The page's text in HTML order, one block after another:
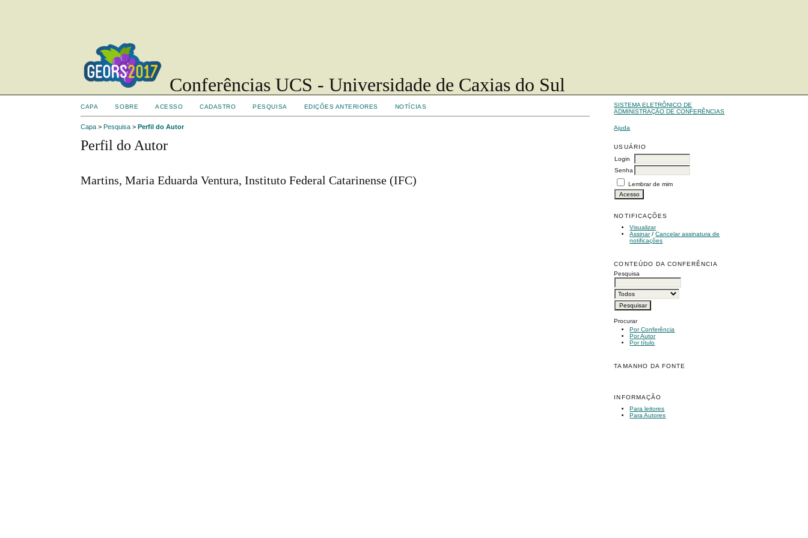
Conferências UCS - Universidade de Caxias do Sul
SISTEMA ELETRÔNICO DE
ADMINISTRAÇÃO DE CONFERÊNCIAS
Ajuda
USUÁRIO
Login
Senha
Lembrar de mim
NOTIFICAÇÕES
Visualizar
Assinar/Cancelar assinatura de
notificações
CONTEÚDO DA CONFERÊNCIA
Pesquisa
Procurar
Por Conferência
Por Autor
Por título
TAMANHO DA FONTE
INFORMAÇÃO
Para leitores
Para Autores
CAPA SOBRE ACESSO CADASTRO PESQUISA EDIÇÕES ANTERIORES NOTÍCIAS
Capa >Pesquisa >Perfil do Autor
Perfil do Autor
Martins, Maria Eduarda Ventura, Instituto Federal Catarinense (IFC)